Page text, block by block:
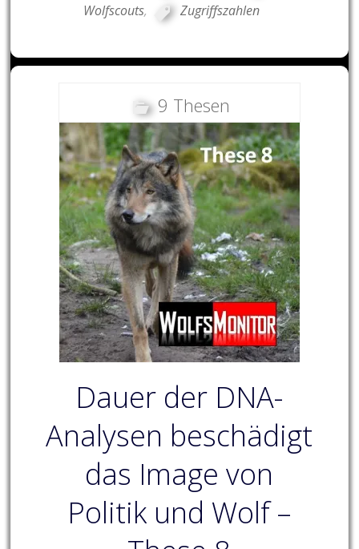
Wolfscouts, Zugriffszahlen
9 Thesen
Dauer der DNA-
Analysen beschädigt
das Image von
Politik und Wolf –